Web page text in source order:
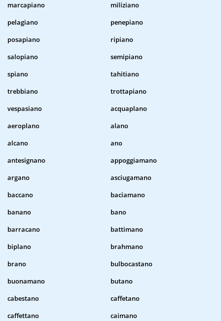
marcapiano
miliziano
pelagiano
penepiano
posapiano
ripiano
salopiano
semipiano
spiano
tahitiano
trebbiano
trottapiano
vespasiano
acquaplano
aeroplano
alano
alcano
ano
antesignano
appoggiamano
argano
asciugamano
baccano
baciamano
banano
bano
barracano
battimano
biplano
brahmano
brano
bulbocastano
buonamano
butano
cabestano
caffetano
caffettano
caimano